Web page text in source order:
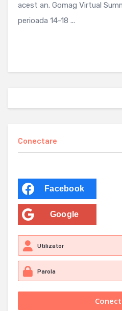
acest an. Gomag Virtual
perioada 14-18 ...
Conectare
Facebook
Google